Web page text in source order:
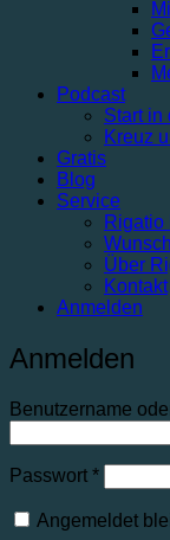
Podcast
Start in
Kreuz
Gratis
Blog
Service
Rigatio
Über
Kontakt
Anmelden
Anmelden
Benutzername
Passwort *
Angemeldet